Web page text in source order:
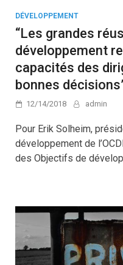
DÉVELOPPEMENT
“Les grandes
développement
capacités des
bonnes
12/14/2018 admin
Pour Erik Solheim,
développement de
des Objectifs de